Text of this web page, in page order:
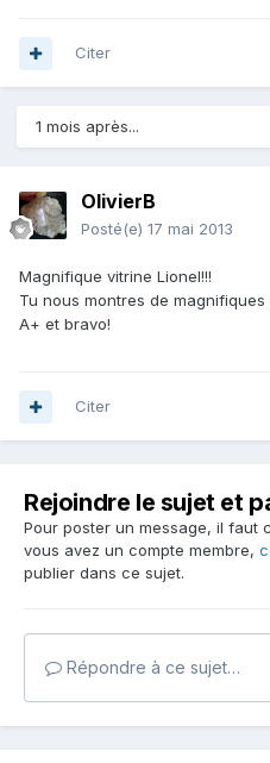
Citer
1 mois après...
OlivierB
Posté(e) 17 mai 2013
Magnifique vitrine Lionel!!!
Tu nous montres de magnifiques
A+ et bravo!
Citer
Rejoindre le sujet et
Pour poster un message, il faut
vous avez un compte membre,
publier dans ce sujet.
Répondre à ce sujet…